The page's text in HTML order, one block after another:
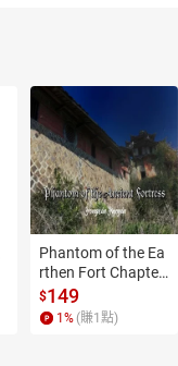
Phantom of the Ea
rthen Fort Chapter
4【有聲書】
$149
1 % (賺1 點)